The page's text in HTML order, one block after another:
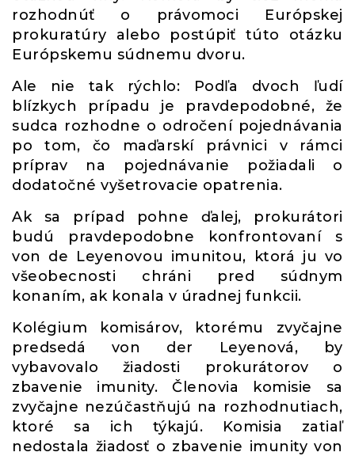
rozhodnúť o právomoci Európskej
prokuratúry alebo postúpiť túto otázku
Európskemu súdnemu dvoru.
Ale nie tak rýchlo: Podľa dvoch ľudí
blízkych prípadu je pravdepodobné, že
sudca rozhodne o odročení pojednávania
po tom, čo maďarskí právnici v rámci
príprav na pojednávanie požiadali o
dodatočné vyšetrovacie opatrenia.
Ak sa prípad pohne ďalej, prokurátori
budú pravdepodobne konfrontovaní s
von de Leyenovou imunitou, ktorá ju vo
všeobecnosti chráni pred súdnym
konaním, ak konala v úradnej funkcii.
Kolégium komisárov, ktorému zvyčajne
predsedá von der Leyenová, by
vybavovalo žiadosti prokurátorov o
zbavenie imunity. Členovia komisie sa
zvyčajne nezúčastňujú na rozhodnutiach,
ktoré sa ich týkajú. Komisia zatiaľ
nedostala žiadosť o zbavenie imunity von